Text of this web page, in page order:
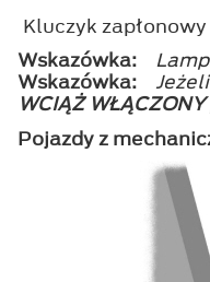
Kluczyk
Wskazówka:
Wskazówka:
WCIĄŻ WŁĄCZONY
Pojazdy z